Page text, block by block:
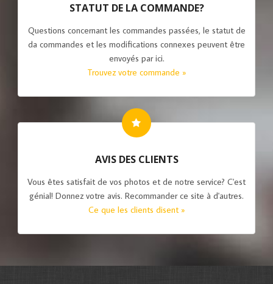
STATUT DE LA COMMANDE?
Questions concernant les commandes passées, le statut de
da commandes et les modifications connexes peuvent être
envoyés par ici.
Trouvez votre commande »
AVIS DES CLIENTS
Vous êtes satisfait de vos photos et de notre service? C'est
génial! Donnez votre avis. Recommander ce site à d'autres.
Ce que les clients disent »